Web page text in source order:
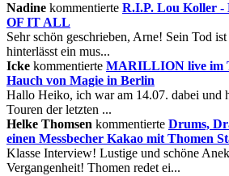
Nadine kommentierte R.I.P. Lou Koller -
OF IT ALL
Sehr schön geschrieben, Arne! Sein Tod
hinterlässt ein mus...
Icke kommentierte MARILLION live im
Hauch von Magie in Berlin
Hallo Heiko, ich war am 14.07. dabei und
Touren der letzten ...
Helke Thomsen kommentierte Drums,
einen Messbecher Kakao mit Thomen
Klasse Interview! Lustige und schöne
Vergangenheit! Thomen redet ei...